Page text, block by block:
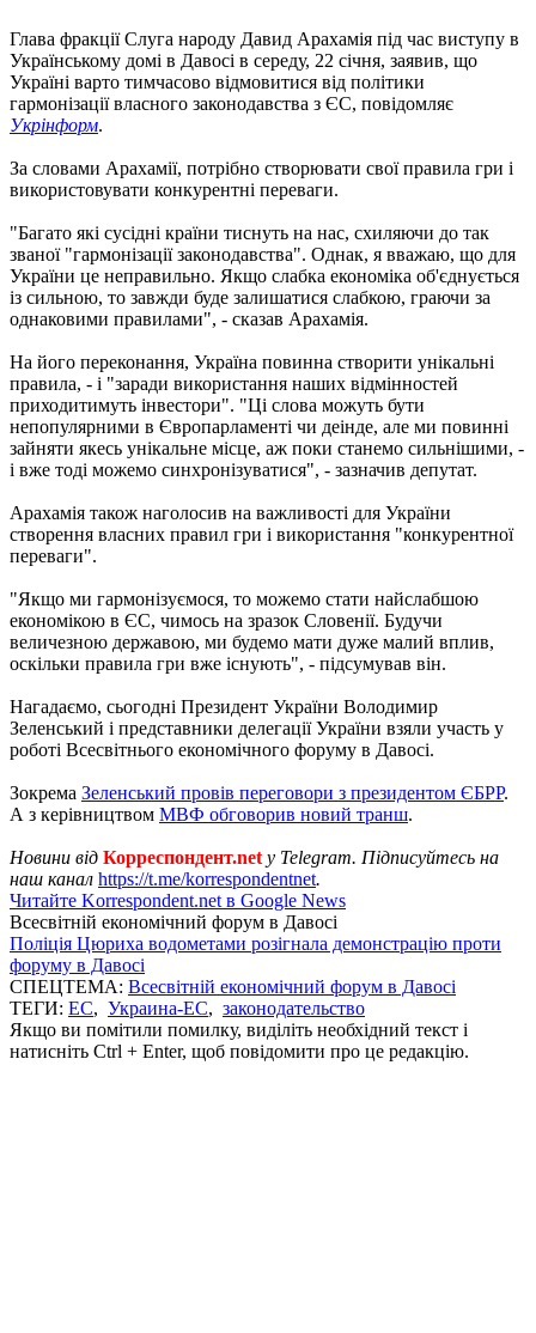
Глава фракції Слуга народу Давид Арахамія під час виступу в
Українському домі в Давосі в середу, 22 січня, заявив, що
Україні варто тимчасово відмовитися від політики
гармонізації власного законодавства з ЄС, повідомляє
Укрінформ.
За словами Арахамії, потрібно створювати свої правила гри і
використовувати конкурентні переваги.
"Багато які сусідні країни тиснуть на нас, схиляючи до так
званої "гармонізації законодавства". Однак, я вважаю, що для
України це неправильно. Якщо слабка економіка об'єднується
із сильною, то завжди буде залишатися слабкою, граючи за
однаковими правилами", - сказав Арахамія.
На його переконання, Україна повинна створити унікальні
правила, - і "заради використання наших відмінностей
приходитимуть інвестори". "Ці слова можуть бути
непопулярними в Європарламенті чи деінде, але ми повинні
зайняти якесь унікальне місце, аж поки станемо сильнішими, -
і вже тоді можемо синхронізуватися", - зазначив депутат.
Арахамія також наголосив на важливості для України
створення власних правил гри і використання "конкурентної
переваги".
"Якщо ми гармонізуємося, то можемо стати найслабшою
економікою в ЄС, чимось на зразок Словенії. Будучи
величезною державою, ми будемо мати дуже малий вплив,
оскільки правила гри вже існують", - підсумував він.
Нагадаємо, сьогодні Президент України Володимир
Зеленський і представники делегації України взяли участь у
роботі Всесвітнього економічного форуму в Давосі.
Зокрема Зеленський провів переговори з президентом ЄБРР.
А з керівництвом МВФ обговорив новий транш.
Новини від Корреспондент.net у Telegram. Підписуйтесь на
наш канал https://t.me/korrespondentnet.
Читайте Korrespondent.net в Google News
Всесвітній економічний форум в Давосі
Поліція Цюриха водометами розігнала демонстрацію проти
форуму в Давосі
СПЕЦТЕМА: Всесвітній економічний форум в Давосі
ТЕГИ: ЕС, Украина-ЕС, законодательство
Якщо ви помітили помилку, виділіть необхідний текст і
натисніть Ctrl + Enter, щоб повідомити про це редакцію.